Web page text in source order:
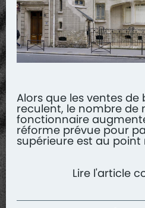
Alors que les ventes
reculent, le nombre de
fonctionnaire
réforme prévue pour
supérieure est au point
Lire l'article